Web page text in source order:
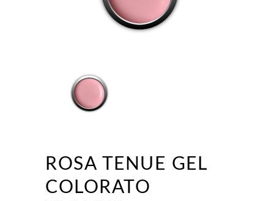
ROSA TENUE GEL
COLORATO